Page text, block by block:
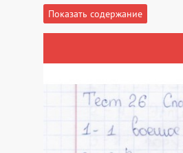
Показать содержание